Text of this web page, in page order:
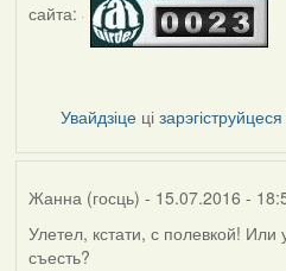
сайта:
Увайдзіце цізарэгіструйцеся
Жанна (госць) - 15.07.2016 -
Улетел, кстати, с полевкой! Или
съесть?